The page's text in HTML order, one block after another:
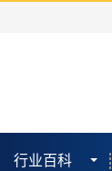
行业百科